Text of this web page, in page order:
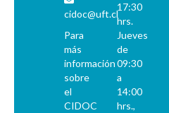
cidoc@uft.cl
Para
más
información
sobre
el
CIDOC
17:30
hrs.
Jueves
de
09:30
a
14:00
hrs.,